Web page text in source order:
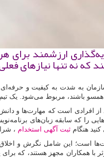
ارزشمند
نه تنها نیازهای
به شدت به کیفیت و حرفه‌ای
باشند، مربوط می‌شود. یک تیم
افرادی است که مهارت‌ها و
را که سابقه زبان‌های
هنگام ثبت آگهی استخدام ،
است؛ این شامل نگرش و اخلاق
با همکاران مجهز هستند، که